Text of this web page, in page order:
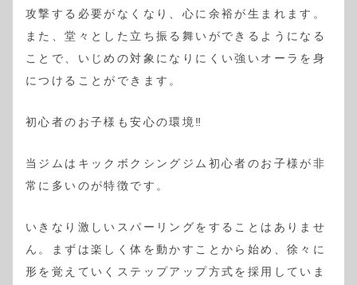
攻撃する必要がなくなり、心に余裕が生まれます。
また、堂々とした立ち振る舞いができるようになる
ことで、いじめの対象になりにくい強いオーラを身
につけることができます。
初心者のお子様も安心の環境‼️
当ジムはキックボクシングジム初心者のお子様が非
常に多いのが特徴です。
いきなり激しいスパーリングをすることはありませ
ん。まずは楽しく体を動かすことから始め、徐々に
形を覚えていくステップアップ方式を採用していま